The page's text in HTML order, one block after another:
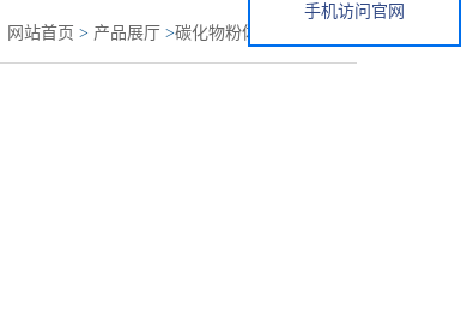
网站首页 > 产品展厅 >碳化物粉体
手机访问官网